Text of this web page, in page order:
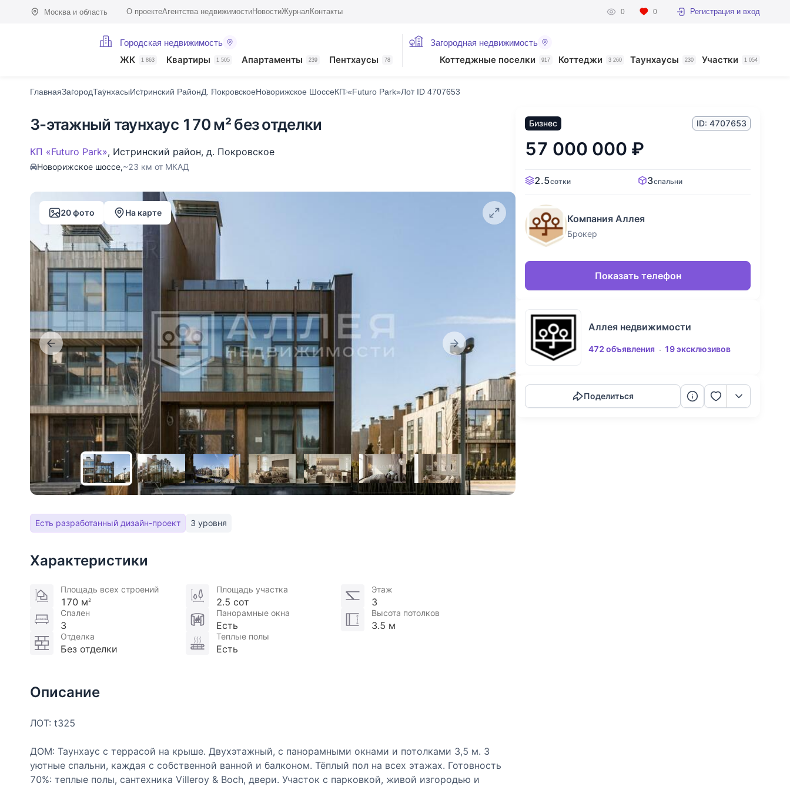
Москва и область О проектеАгентства недвижимостиНовостиЖурнал Контакты 0 0 Регистрация и вход
Городская недвижимость
ЖК 1 863 Квартиры 1 505 Апартаменты 239 Пентхаусы 78
Загородная недвижимость
Коттеджные поселки 917 Коттеджи 3 260 Таунхаусы 230 Участки 1 054
ГлавнаяЗагородТаунхасыИстринский РайонД. ПокровскоеНоворижское ШоссеКП «Futuro Park»Лот ID 4707653
3-этажный таунхаус 170 м² без отделки
КП «Futuro Park», Истринский район, д. Покровское
Новорижское шоссе,~23 км от МКАД
20 фото На карте
Есть разработанный дизайн-проект 3 уровня
Характеристики
Площадь всех строений
170 м 2
Площадь участка
2.5 сот
Этаж
3
Спален
3
Панорамные окна
Есть
Высота потолков
3.5 м
Отделка
Без отделки
Теплые полы
Есть
Описание
ЛОТ: t325
ДОМ: Таунхаус с террасой на крыше. Двухэтажный, с панорамными окнами и потолками 3,5 м. 3
уютные спальни, каждая с собственной ванной и балконом. Тёплый пол на всех этажах. Готовность
70%: теплые полы, сантехника Villeroy & Boch, двери. Участок с парковкой, живой изгородью и
Бизнес ID: 4707653
57 000 000 ₽
2.5сотки 3спальни
Компания Аллея
Брокер
Показать телефон
Аллея недвижимости
472 объявления 19 эксклюзивов
Поделиться
ХарактеристикиОписаниеО поселкеНа карте